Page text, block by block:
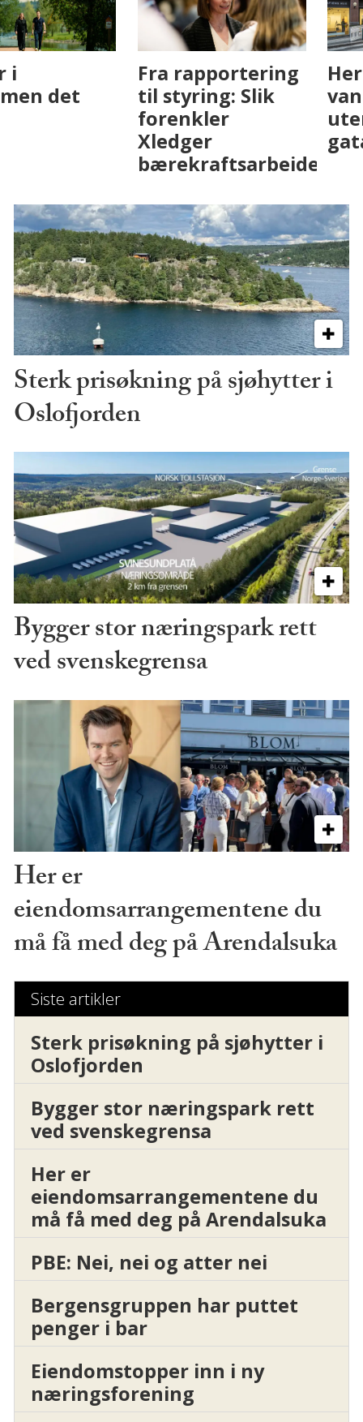
Fenistra endrer
eiendomsbransjen
med AI. Slik ser vi
Det er i
Drammen det
skjer
Sterk prisøkning på sjøhytter i
Oslofjorden
Bygger stor næringspark rett
ved svenskegrensa
Her er
eiendomsarrangementene du
må få med deg på Arendalsuka
Siste artikler
Sterk prisøkning på sjøhytter i
Oslofjorden
Bygger stor næringspark rett
ved svenskegrensa
Her er
eiendomsarrangementene du
må få med deg på Arendalsuka
PBE: Nei, nei og atter nei
Bergensgruppen har puttet
penger i bar
Eiendomstopper inn i ny
næringsforening